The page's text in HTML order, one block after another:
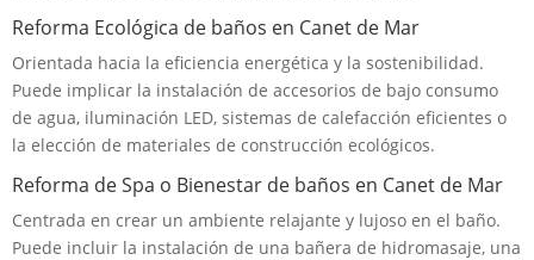
Reforma Ecológica de baños en Canet de Mar
Orientada hacia la eficiencia energética y la sostenibilidad.
Puede implicar la instalación de accesorios de bajo consumo
de agua, iluminación LED, sistemas de calefacción eficientes o
la elección de materiales de construcción ecológicos.
Reforma de Spa o Bienestar de baños en Canet de Mar
Centrada en crear un ambiente relajante y lujoso en el baño.
Puede incluir la instalación de una bañera de hidromasaje, una